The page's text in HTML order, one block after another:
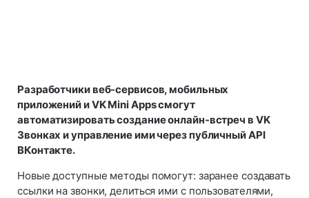
Разработчики веб-сервисов, мобильных
приложений и VK Mini Apps смогут
автоматизировать создание онлайн-встреч в VK
Звонках и управление ими через публичный API
ВКонтакте.
Новые доступные методы помогут: заранее создавать
ссылки на звонки, делиться ими с пользователями,